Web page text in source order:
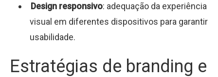
Design responsivo: adequação da experiência
visual em diferentes dispositivos para garantir
usabilidade.
Estratégias de branding e